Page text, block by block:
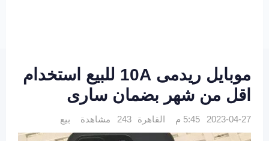
موبايل ريدمى 10A للبيع استخدام
اقل من شهر بضمان سارى
2023-04-27 5:45 م القاهرة 243 مشاهدة بيع